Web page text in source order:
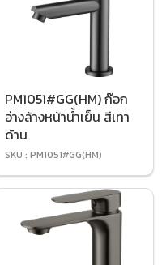
PM1051#GG(HM) ก๊อก
อ่างล้างหน้าน้ำเย็น สีเทา
ด้าน
SKU : PM1051#GG(HM)